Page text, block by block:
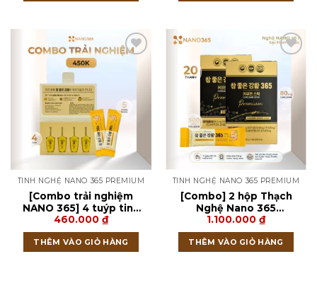
TINH NGHỆ NANO 365 PREMIUM
[Combo trải nghiệm
NANO 365] 4 tuýp tinh
nghệ & 5 thanh thạch
nghệ
460.000 ₫
THÊM VÀO GIỎ HÀNG
TINH NGHỆ NANO 365 PREMIUM
[Combo] 2 hộp Thạch
Nghệ Nano 365
Collagen Premium (20
thanh)
1.100.000 ₫
THÊM VÀO GIỎ HÀNG